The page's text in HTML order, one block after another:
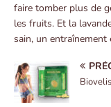
faire tomber plus de
les fruits. Et la
sain, un entraînement